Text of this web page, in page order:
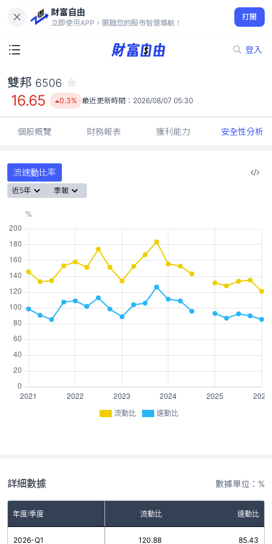
財富自由
立即使用APP，開啟您的股市智慧導航！
打開
登入
16.65
0.3%
雙邦 6506
16.65 0.3% 最近更新時間： 2026/08/07 05:30
個股概覽 財務報表 獲利能力 安全性分析
流速動比率
近5年 季報
流動比 速動比
詳細數據 數據單位：%
年度/季度 流動比 速動比
2026-Q1 120.88 85.43